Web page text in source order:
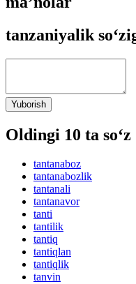
tanzaniyalik
Yuborish
Oldingi 10 ta so‘z
tantanaboz
tantanabozlik
tantanali
tantanavor
tanti
tantilik
tantiq
tantiqlan
tantiqlik
tanvin